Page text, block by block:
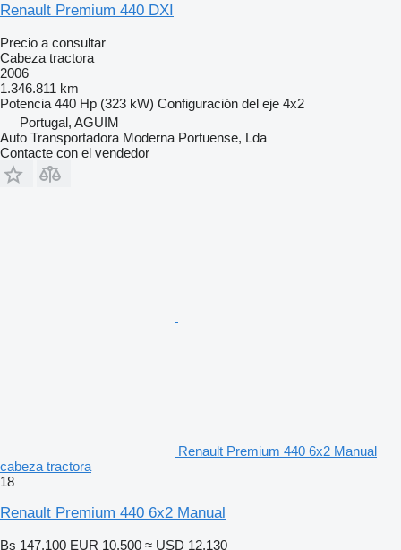
Renault Premium 440 DXI
Precio a consultar
Cabeza tractora
2006
1.346.811 km
Potencia 440 Hp (323 kW) Configuración del eje 4x2
Portugal, AGUIM
Auto Transportadora Moderna Portuense, Lda
Contacte con el vendedor
Renault Premium 440 6x2 Manual
cabeza tractora
18
Renault Premium 440 6x2 Manual
Bs 147.100 EUR 10.500 ≈ USD 12.130